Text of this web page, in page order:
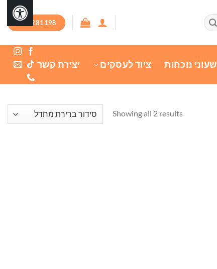
03-7281198
שעוני נוכחות ציוד לעסקים יצירת קשר
Showing all 2 results